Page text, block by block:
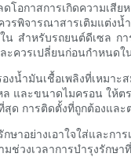
ดโอกาสการเกิดความเ
รพิจารณาสารเติมแต่งน้
น สำหรับรถยนต์ดีเซล ก
ะควรเปลี่ยนก่อนกำหนด
งน้ำมันเชื้อเพลิงที่เหมา
และขนาดไมครอน ให้ต
การติดตั้งที่ถูกต้องและ
ษาอย่างเอาใจใส่และก
ช่วงเวลาการบำรุงรัก